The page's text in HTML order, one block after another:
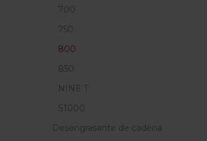
700
750
800
850
NINE T
S1000
Desengrasante de cadena